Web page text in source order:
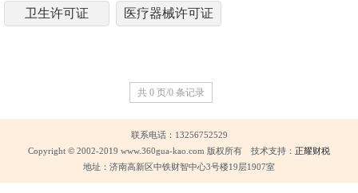
卫生许可证 医疗器械许可证
共 0 页/0 条记录
联系电话：13256752529
Copyright © 2002-2019 www.360gua-kao.com 版权所有 技术支持： 正耀财税
地址：济南高新区中铁财智中心3号楼19层1907室